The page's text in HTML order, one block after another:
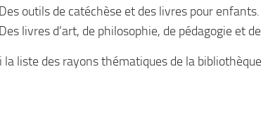
Des outils de catéchèse et des livres pour enfants.
Des livres d’art, de philosophie, de pédagogie et
la liste des rayons thématiques de la bibliothèque